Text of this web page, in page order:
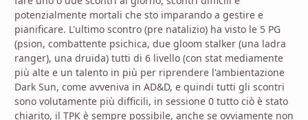
potenzialmente mortali che sto imparando a gestire e
pianificare. L'ultimo scontro (pre natalizio) ha visto le 5 PG
(psion, combattente psichica, due gloom stalker (una ladra
ranger), una druida) tutti di 6 livello (con stat mediamente
più alte e un talento in più per riprendere l'ambientazione
Dark Sun, come avveniva in AD&D, e quindi tutti gli scontri
sono volutamente più difficili, in sessione 0 tutto ciò è stato
chiarito, il TPK è sempre possibile, anche se ovviamente non